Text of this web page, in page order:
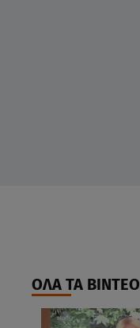
ΟΛΑ ΤΑ ΒΙΝΤΕΟ